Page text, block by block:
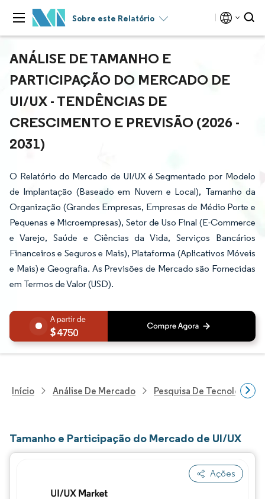
Sobre este Relatório
ANÁLISE DE TAMANHO E
PARTICIPAÇÃO DO MERCADO DE
UI/UX - TENDÊNCIAS DE
CRESCIMENTO E PREVISÃO (2026 -
2031)
O Relatório do Mercado de UI/UX é Segmentado por Modelo
de Implantação (Baseado em Nuvem e Local), Tamanho da
Organização (Grandes Empresas, Empresas de Médio Porte e
Pequenas e Microempresas), Setor de Uso Final (E-Commerce
e Varejo, Saúde e Ciências da Vida, Serviços Bancários
Financeiros e Seguros e Mais), Plataforma (Aplicativos Móveis
e Mais) e Geografia. As Previsões de Mercado são Fornecidas
em Termos de Valor (USD).
4750
Início Análise De Mercado Pesquisa De Tecnologia,
Tamanho e Participação do Mercado de UI/UX
Ações